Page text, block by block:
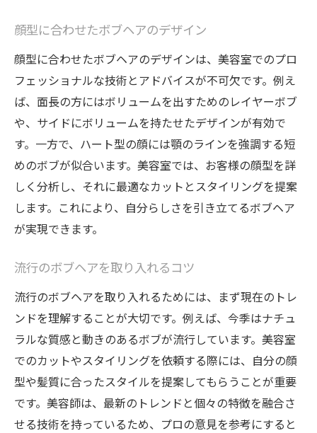
美容室でのフィードバック
ボブヘアを最大限に活かす美容室でのスタイリ
ング術
プロが使うスタイリングツール
毎日のケアとセットのポイント
美容室でのスタイリングレッスン
カットとスタイリングのバランス
トリートメントの効果的な使い方
ヘアオイルとワックスの使い分け
せアドバイス
丸顔向けのボブヘア提案
四角顔に合うスタイル
面長にフィットするボブヘア
美容師のおすすめスタイル
プロのカウンセリングの重要性
自分に合うスタイルを見つける方法
顔型に合わせたボブヘアのデザイン
顔型に合わせたボブヘアのデザインは、美容室でのプロ
フェッショナルな技術とアドバイスが不可欠です。例え
ば、面長の方にはボリュームを出すためのレイヤーボブ
や、サイドにボリュームを持たせたデザインが有効で
す。一方で、ハート型の顔には顎のラインを強調する短
めのボブが似合います。美容室では、お客様の顔型を詳
しく分析し、それに最適なカットとスタイリングを提案
します。これにより、自分らしさを引き立てるボブヘア
が実現できます。
流行のボブヘアを取り入れるコツ
流行のボブヘアを取り入れるためには、まず現在のトレ
ンドを理解することが大切です。例えば、今季はナチュ
ラルな質感と動きのあるボブが流行しています。美容室
でのカットやスタイリングを依頼する際には、自分の顔
型や髪質に合ったスタイルを提案してもらうことが重要
です。美容師は、最新のトレンドと個々の特徴を融合さ
せる技術を持っているため、プロの意見を参考にすると